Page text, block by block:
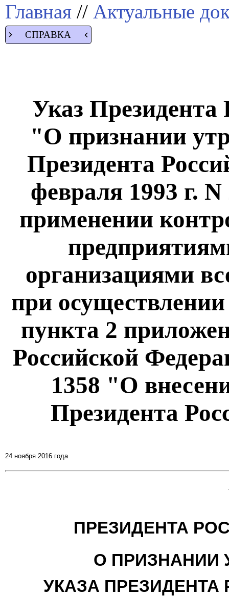
Главная // Актуальные
СПРАВКА
Указ Президента
"О признании
Президента
февраля 1993 г.
применении
организациями
при
пункта 2
Российской
1358 "О
Президента
24 ноября 2016 года
ПРЕЗИДЕНТА
О ПРИЗНАНИИ
УКАЗА